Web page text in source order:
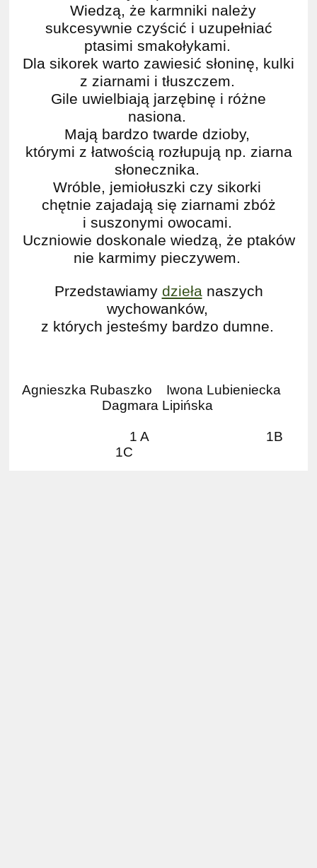
Wiedzą, że karmniki należy
sukcesywnie czyścić i uzupełniać
ptasimi smakołykami.
Dla sikorek warto zawiesić słoninę, kulki
z ziarnami i tłuszczem.
Gile uwielbiają jarzębinę i różne
nasiona.
Mają bardzo twarde dzioby,
którymi z łatwością rozłupują np. ziarna
słonecznika.
Wróble, jemiołuszki czy sikorki
chętnie zajadają się ziarnami zbóż
i suszonymi owocami.
Uczniowie doskonale wiedzą, że ptaków
nie karmimy pieczywem.
Przedstawiamy dziełanaszych
wychowanków,
z których jesteśmy bardzo dumne.
Agnieszka Rubaszko Iwona Lubieniecka
Dagmara Lipińska
1 A 1B
1C